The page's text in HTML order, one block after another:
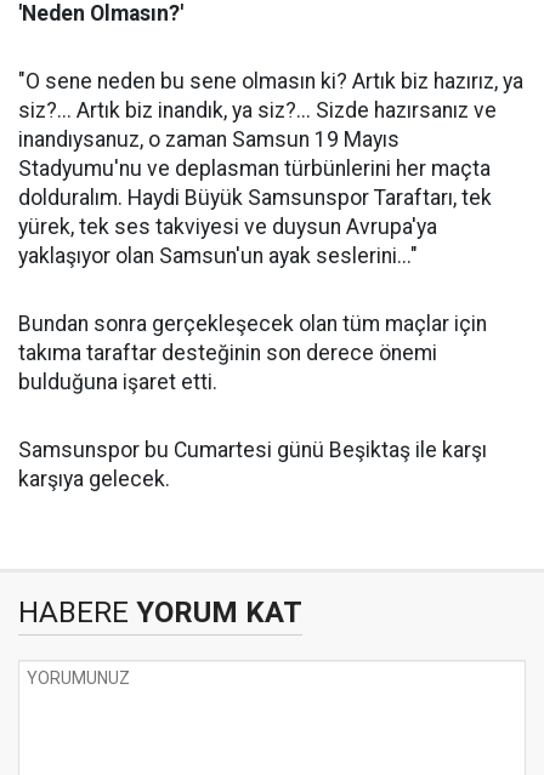
'Neden Olmasın?'
"O sene neden bu sene olmasın ki? Artık biz hazırız, ya
siz?... Artık biz inandık, ya siz?... Sizde hazırsanız ve
inandıysanuz, o zaman Samsun 19 Mayıs
Stadyumu'nu ve deplasman türbünlerini her maçta
dolduralım. Haydi Büyük Samsunspor Taraftarı, tek
yürek, tek ses takviyesi ve duysun Avrupa'ya
yaklaşıyor olan Samsun'un ayak seslerini..."
Bundan sonra gerçekleşecek olan tüm maçlar için
takıma taraftar desteğinin son derece önemi
bulduğuna işaret etti.
Samsunspor bu Cumartesi günü Beşiktaş ile karşı
karşıya gelecek.
HABERE YORUM KAT